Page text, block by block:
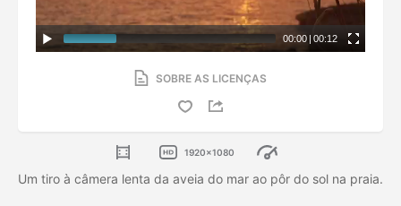
00:00 | 00:12
SOBRE AS LICENÇAS
1920x1080
Um tiro à câmera lenta da aveia do mar ao pôr do sol na praia.